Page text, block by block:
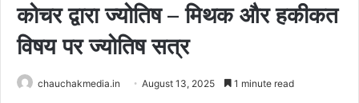
कोचर द्वारा ज्योतिष – मिथक और हकीकत
विषय पर ज्योतिष सत्र
chauchakmedia.in August 13, 2025 1 minute read